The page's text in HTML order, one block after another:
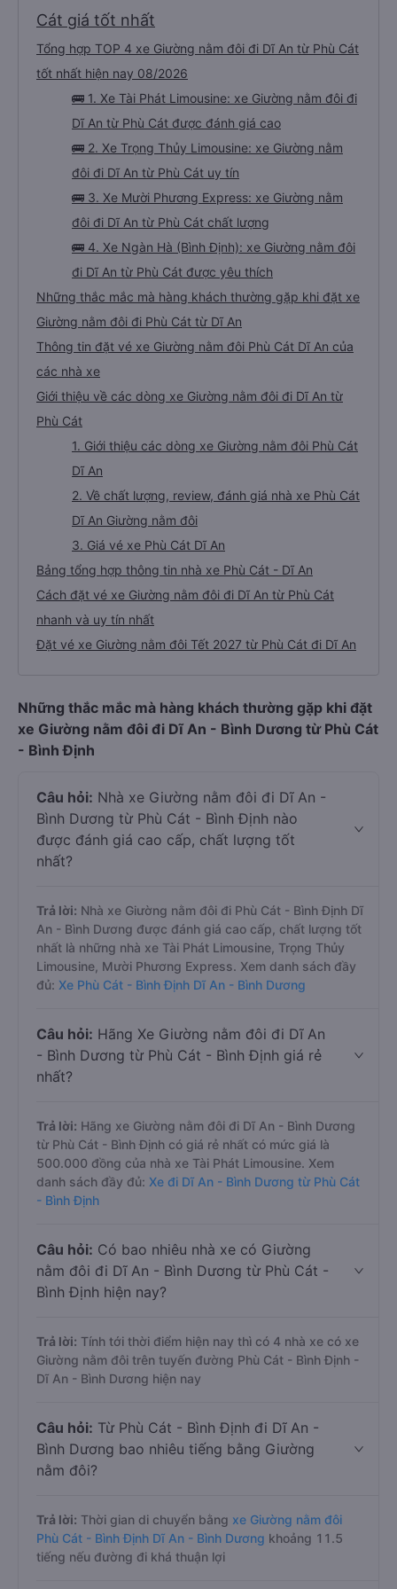
Cát giá tốt nhất
Tổng hợp TOP 4 xe Giường nằm đôi đi Dĩ An từ Phù Cát
tốt nhất hiện nay 08/2026
🚌 1. Xe Tài Phát Limousine: xe Giường nằm đôi đi
Dĩ An từ Phù Cát được đánh giá cao
🚌 2. Xe Trọng Thủy Limousine: xe Giường nằm
đôi đi Dĩ An từ Phù Cát uy tín
🚌 3. Xe Mười Phương Express: xe Giường nằm
đôi đi Dĩ An từ Phù Cát chất lượng
🚌 4. Xe Ngàn Hà (Bình Định): xe Giường nằm đôi
đi Dĩ An từ Phù Cát được yêu thích
Những thắc mắc mà hàng khách thường gặp khi đặt xe
Giường nằm đôi đi Phù Cát từ Dĩ An
Thông tin đặt vé xe Giường nằm đôi Phù Cát Dĩ An của
các nhà xe
Giới thiệu về các dòng xe Giường nằm đôi đi Dĩ An từ
Phù Cát
1. Giới thiệu các dòng xe Giường nằm đôi Phù Cát
Dĩ An
2. Về chất lượng, review, đánh giá nhà xe Phù Cát
Dĩ An Giường nằm đôi
3. Giá vé xe Phù Cát Dĩ An
Bảng tổng hợp thông tin nhà xe Phù Cát - Dĩ An
Cách đặt vé xe Giường nằm đôi đi Dĩ An từ Phù Cát
nhanh và uy tín nhất
Đặt vé xe Giường nằm đôi Tết 2027 từ Phù Cát đi Dĩ An
Những thắc mắc mà hàng khách thường gặp khi đặt
xe Giường nằm đôi đi Dĩ An - Bình Dương từ Phù Cát
- Bình Định
Câu hỏi: Nhà xe Giường nằm đôi đi Dĩ An -
Bình Dương từ Phù Cát - Bình Định nào
được đánh giá cao cấp, chất lượng tốt
nhất?
Trả lời: Nhà xe Giường nằm đôi đi Phù Cát - Bình Định Dĩ
An - Bình Dương được đánh giá cao cấp, chất lượng tốt
nhất là những nhà xe Tài Phát Limousine, Trọng Thủy
Limousine, Mười Phương Express. Xem danh sách đầy
đủ: Xe Phù Cát - Bình Định Dĩ An - Bình Dương
Câu hỏi: Hãng Xe Giường nằm đôi đi Dĩ An
- Bình Dương từ Phù Cát - Bình Định giá rẻ
nhất?
Trả lời: Hãng xe Giường nằm đôi đi Dĩ An - Bình Dương
từ Phù Cát - Bình Định có giá rẻ nhất có mức giá là
500.000 đồng của nhà xe Tài Phát Limousine. Xem
danh sách đầy đủ: Xe đi Dĩ An - Bình Dương từ Phù Cát
- Bình Định
Câu hỏi: Có bao nhiêu nhà xe có Giường
nằm đôi đi Dĩ An - Bình Dương từ Phù Cát -
Bình Định hiện nay?
Trả lời: Tính tới thời điểm hiện nay thì có 4 nhà xe có xe
Giường nằm đôi trên tuyến đường Phù Cát - Bình Định -
Dĩ An - Bình Dương hiện nay
Câu hỏi: Từ Phù Cát - Bình Định đi Dĩ An -
Bình Dương bao nhiêu tiếng bằng Giường
nằm đôi?
Trả lời: Thời gian di chuyển bằng xe Giường nằm đôi
Phù Cát - Bình Định Dĩ An - Bình Dương khoảng 11.5
tiếng nếu đường đi khá thuận lợi